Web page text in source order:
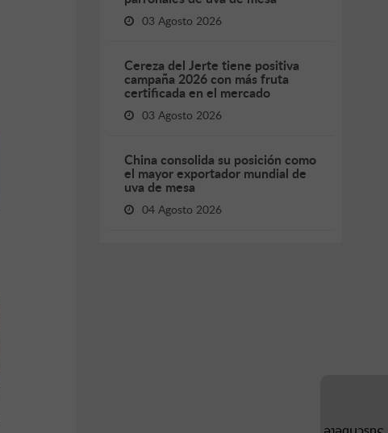
03 Agosto 2026
Cereza del Jerte tiene positiva
campaña 2026 con más fruta
certificada en el mercado
03 Agosto 2026
China consolida su posición como
el mayor exportador mundial de
uva de mesa
04 Agosto 2026